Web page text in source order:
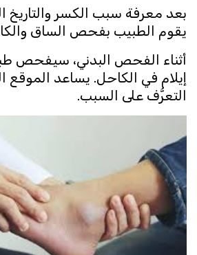
بعد معرفة سبب الكسر والتاريخ
يقوم الطبيب بفحص الساق
أثناء الفحص البدني، سيفحص
إيلام في الكاحل. يساعد الموقع
التعرُّف على السبب.